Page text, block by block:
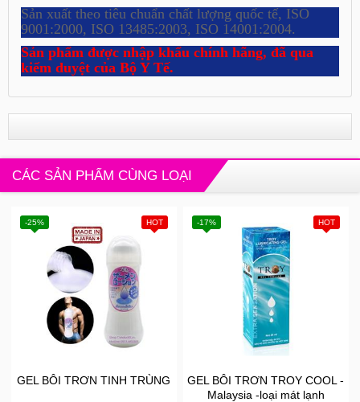
Sản xuất theo tiêu chuẩn chất lượng quốc tế, ISO
9001:2000, ISO 13485:2003, ISO 14001:2004.
Sản phẩm được nhập khẩu chính hãng, đã qua
kiểm duyệt của Bộ Y Tế.
CÁC SẢN PHẨM CÙNG LOẠI
HOT
-25%
GEL BÔI TRƠN TINH TRÙNG
HOT
-17%
GEL BÔI TRƠN TROY COOL -
Malaysia -loại mát lạnh